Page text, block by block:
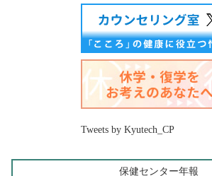
Tweets by Kyutech_CP
保健センター年報